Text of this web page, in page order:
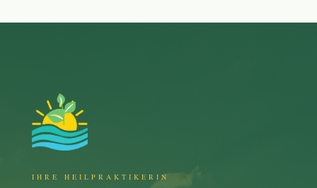
IHRE HEILPRAKTIKERIN